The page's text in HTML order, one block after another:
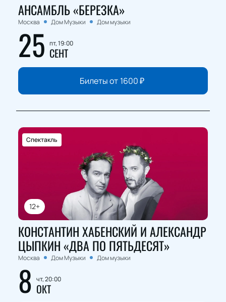
АНСАМБЛЬ «БЕРЕЗКА»
Москва Дом Музыки Дом музыки
25 пт, 19:00
СЕНТ
Билеты от 1600₽
12+
Спектакль
КОНСТАНТИН ХАБЕНСКИЙ И АЛЕКСАНДР
ЦЫПКИН «ДВА ПО ПЯТЬДЕСЯТ»
Москва Дом Музыки Дом музыки
8 чт, 20:00
ОКТ